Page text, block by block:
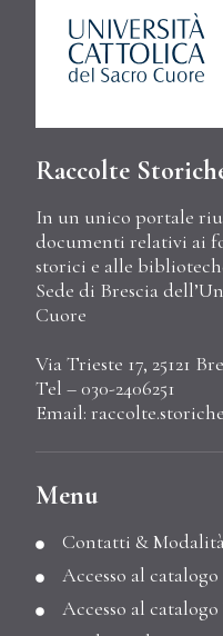
Raccolte
In un unico portale
documenti relativi ai
storici e alle
Sede di Brescia
Cuore
Via Trieste 17, 25121
Tel – 030-2406251
Email:
Menu
Contatti & Modalità
Accesso al
Accesso al